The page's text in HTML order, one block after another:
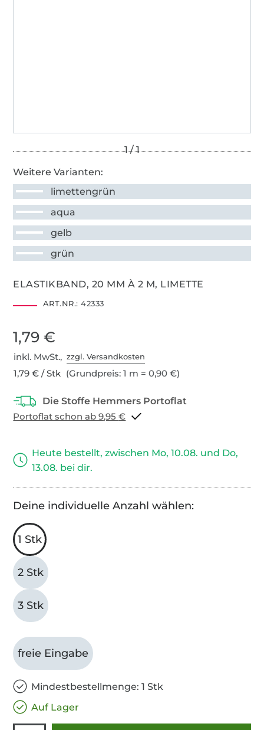
Weitere Varianten:
limettengrün
aqua
gelb
grün
ELASTIKBAND, 20 MM À 2 M, LIMETTE
ART.NR.: 42333
1,79 €
inkl. MwSt.,zzgl. Versandkosten
1,79 € / Stk (Grundpreis: 1 m = 0,90 €)
Portoflat schon ab 9,95 €
Heute bestellt, zwischen Mo, 10.08. und Do,
13.08. bei dir.
Deine individuelle Anzahl wählen:
1 Stk
2 Stk
3 Stk
freie Eingabe
Mindestbestellmenge: 1 Stk
Auf Lager